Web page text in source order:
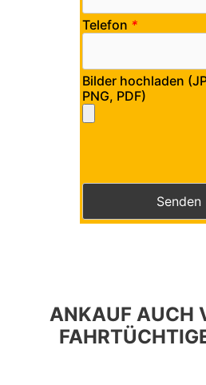
Telefon *
Bilder hochladen
PNG, PDF)
Bitte lasse dieses
ANKAUF AUCH